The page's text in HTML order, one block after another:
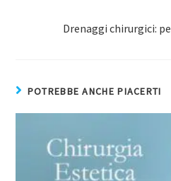
Drenaggi chirurgici:
POTREBBE ANCHE PIACERTI